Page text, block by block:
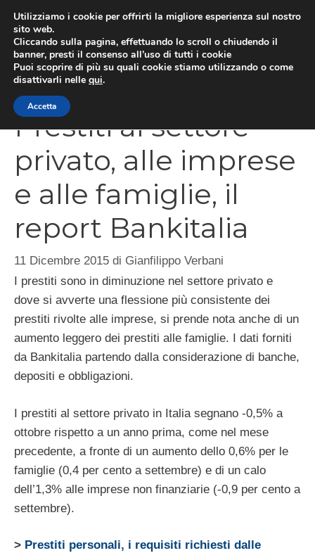
contenuto
Prestiti al settore
privato, alle imprese
e alle famiglie, il
report Bankitalia
11 Dicembre 2015 di Gianfilippo Verbani
I prestiti sono in diminuzione nel settore privato e
dove si avverte una flessione più consistente dei
prestiti rivolte alle imprese, si prende nota anche di un
aumento leggero dei prestiti alle famiglie. I dati forniti
da Bankitalia partendo dalla considerazione di banche,
depositi e obbligazioni.
I prestiti al settore privato in Italia segnano -0,5% a
ottobre rispetto a un anno prima, come nel mese
precedente, a fronte di un aumento dello 0,6% per le
famiglie (0,4 per cento a settembre) e di un calo
dell’1,3% alle imprese non finanziarie (-0,9 per cento a
settembre).
> Prestiti personali, i requisiti richiesti dalle
Utilizziamo i cookie per offrirti la migliore esperienza sul nostro
sito web.
Cliccando sulla pagina, effettuando lo scroll o chiudendo il
banner, presti il consenso all’uso di tutti i cookie
Puoi scoprire di più su quali cookie stiamo utilizzando o come
disattivarli nelle qui.
Accetta